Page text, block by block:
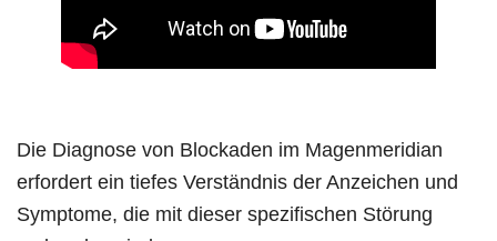
Die Diagnose von Blockaden im Magenmeridian
erfordert ein tiefes Verständnis der Anzeichen und
Symptome, die mit dieser spezifischen Störung